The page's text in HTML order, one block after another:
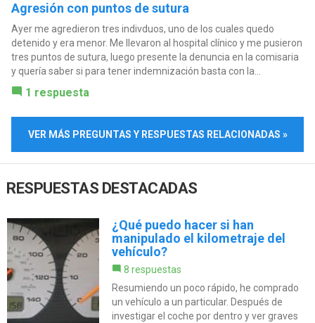
Agresión con puntos de sutura
Ayer me agredieron tres indivduos, uno de los cuales quedo
detenido y era menor. Me llevaron al hospital clínico y me pusieron
tres puntos de sutura, luego presente la denuncia en la comisaria
y quería saber si para tener indemnización basta con la...
1 respuesta
VER MÁS PREGUNTAS Y RESPUESTAS RELACIONADAS »
RESPUESTAS DESTACADAS
¿Qué puedo hacer si han
manipulado el kilometraje del
vehículo?
8 respuestas
Resumiendo un poco rápido, he comprado
un vehículo a un particular. Después de
investigar el coche por dentro y ver graves